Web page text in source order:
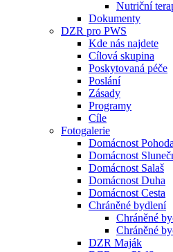
Nutriční
Dokumenty
DZR pro PWS
Kde nás najdete
Cílová skupina
Poskytovaná péče
Poslání
Zásady
Programy
Cíle
Fotogalerie
Domácnost Pohoda
Domácnost
Domácnost Salaš
Domácnost Duha
Domácnost Cesta
Chráněné bydlení
Chráněné
Chráněné
DZR Maják